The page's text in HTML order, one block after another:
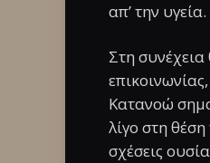
απ’ την υγεία.
Στη
Κατανοώ
λίγο στη
σχέσεις